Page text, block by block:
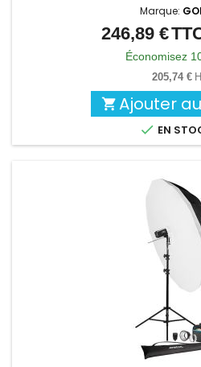
Marque:
Prix
Prix
de
246,89 €
Économisez
205,74 €
 Ajouter
 EN